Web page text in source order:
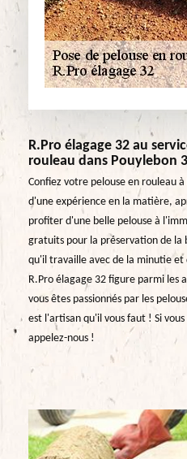
R.Pro élagage 32 au
rouleau dans Pouylebon
Confiez votre pelouse en rouleau
d'une expérience en la matière,
profiter d'une belle pelouse à
gratuits pour la préservation de la
qu'il travaille avec de la minutie
R.Pro élagage 32 figure parmi les
vous êtes passionnés par les
est l'artisan qu'il vous faut ! Si
appelez-nous !